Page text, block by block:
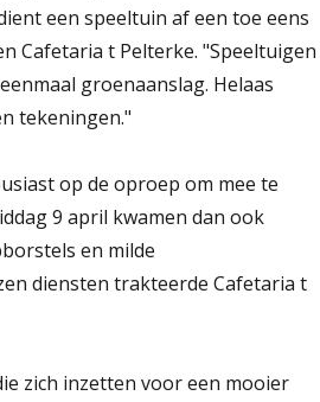
een speeltuin af een toe eens
Cafetaria t Pelterke. "Speeltuigen
groenaanslag. Helaas
tekeningen."
op de oproep om mee te
9 april kwamen dan ook
en milde
diensten trakteerde Cafetaria t
zich inzetten voor een mooier